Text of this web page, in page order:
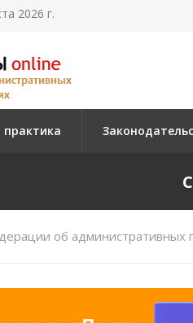
2026 г.
практика
об